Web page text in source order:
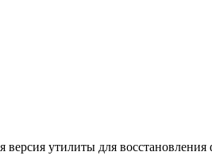
утилиты для